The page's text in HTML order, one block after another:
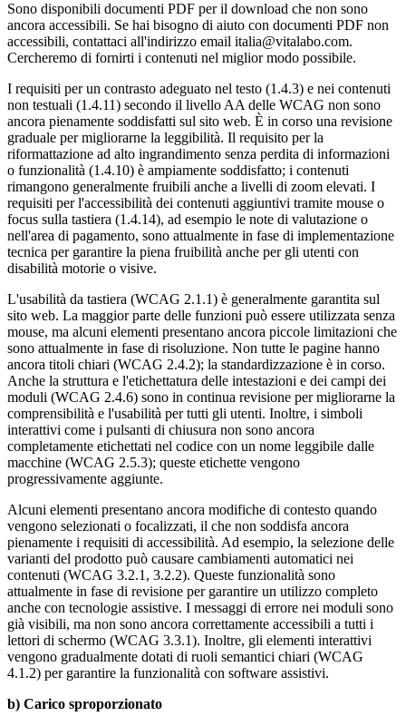
Sono disponibili documenti PDF per il download che non sono
ancora accessibili. Se hai bisogno di aiuto con documenti PDF non
accessibili, contattaci all'indirizzo email italia@vitalabo.com.
Cercheremo di fornirti i contenuti nel miglior modo possibile.
I requisiti per un contrasto adeguato nel testo (1.4.3) e nei contenuti
non testuali (1.4.11) secondo il livello AA delle WCAG non sono
ancora pienamente soddisfatti sul sito web. È in corso una revisione
graduale per migliorarne la leggibilità. Il requisito per la
riformattazione ad alto ingrandimento senza perdita di informazioni
o funzionalità (1.4.10) è ampiamente soddisfatto; i contenuti
rimangono generalmente fruibili anche a livelli di zoom elevati. I
requisiti per l'accessibilità dei contenuti aggiuntivi tramite mouse o
focus sulla tastiera (1.4.14), ad esempio le note di valutazione o
nell'area di pagamento, sono attualmente in fase di implementazione
tecnica per garantire la piena fruibilità anche per gli utenti con
disabilità motorie o visive.
L'usabilità da tastiera (WCAG 2.1.1) è generalmente garantita sul
sito web. La maggior parte delle funzioni può essere utilizzata senza
mouse, ma alcuni elementi presentano ancora piccole limitazioni che
sono attualmente in fase di risoluzione. Non tutte le pagine hanno
ancora titoli chiari (WCAG 2.4.2); la standardizzazione è in corso.
Anche la struttura e l'etichettatura delle intestazioni e dei campi dei
moduli (WCAG 2.4.6) sono in continua revisione per migliorarne la
comprensibilità e l'usabilità per tutti gli utenti. Inoltre, i simboli
interattivi come i pulsanti di chiusura non sono ancora
completamente etichettati nel codice con un nome leggibile dalle
macchine (WCAG 2.5.3); queste etichette vengono
progressivamente aggiunte.
Alcuni elementi presentano ancora modifiche di contesto quando
vengono selezionati o focalizzati, il che non soddisfa ancora
pienamente i requisiti di accessibilità. Ad esempio, la selezione delle
varianti del prodotto può causare cambiamenti automatici nei
contenuti (WCAG 3.2.1, 3.2.2). Queste funzionalità sono
attualmente in fase di revisione per garantire un utilizzo completo
anche con tecnologie assistive. I messaggi di errore nei moduli sono
già visibili, ma non sono ancora correttamente accessibili a tutti i
lettori di schermo (WCAG 3.3.1). Inoltre, gli elementi interattivi
vengono gradualmente dotati di ruoli semantici chiari (WCAG
4.1.2) per garantire la funzionalità con software assistivi.
b) Carico sproporzionato